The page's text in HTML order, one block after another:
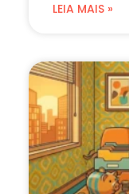
LEIA MAIS »